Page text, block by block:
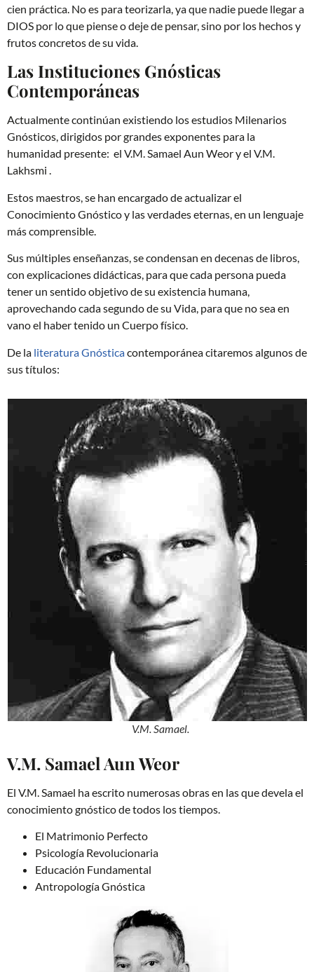
cien práctica. No es para teorizarla, ya que nadie puede llegar a
DIOS por lo que piense o deje de pensar, sino por los hechos y
frutos concretos de su vida.
Las Instituciones Gnósticas
Contemporáneas
Actualmente continúan existiendo los estudios Milenarios
Gnósticos, dirigidos por grandes exponentes para la
humanidad presente: el V.M. Samael Aun Weor y el V.M.
Lakhsmi .
Estos maestros, se han encargado de actualizar el
Conocimiento Gnóstico y las verdades eternas, en un lenguaje
más comprensible.
Sus múltiples enseñanzas, se condensan en decenas de libros,
con explicaciones didácticas, para que cada persona pueda
tener un sentido objetivo de su existencia humana,
aprovechando cada segundo de su Vida, para que no sea en
vano el haber tenido un Cuerpo físico.
De la literatura Gnósticacontemporánea citaremos algunos de
sus títulos:
V.M. Samael.
V.M. Samael Aun Weor
El V.M. Samael ha escrito numerosas obras en las que devela el
conocimiento gnóstico de todos los tiempos.
El Matrimonio Perfecto
Psicología Revolucionaria
Educación Fundamental
Antropología Gnóstica